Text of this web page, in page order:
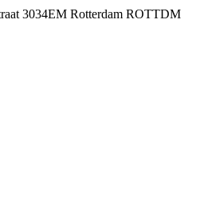
3034EM Rotterdam ROTTDM